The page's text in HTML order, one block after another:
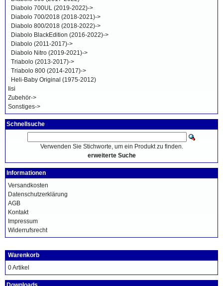
Diabolo 700UL (2019-2022)->
Diabolo 700/2018 (2018-2021)->
Diabolo 800/2018 (2018-2022)->
Diabolo BlackEdition (2016-2022)->
Diabolo (2011-2017)->
Diabolo Nitro (2019-2021)->
Triabolo (2013-2017)->
Triabolo 800 (2014-2017)->
Heli-Baby Original (1975-2012)
Iisi
Zubehör->
Sonstiges->
Schnellsuche
Verwenden Sie Stichworte, um ein Produkt zu finden.
erweiterte Suche
Informationen
Versandkosten
Datenschutzerklärung
AGB
Kontakt
Impressum
Widerrufsrecht
Warenkorb
0 Artikel